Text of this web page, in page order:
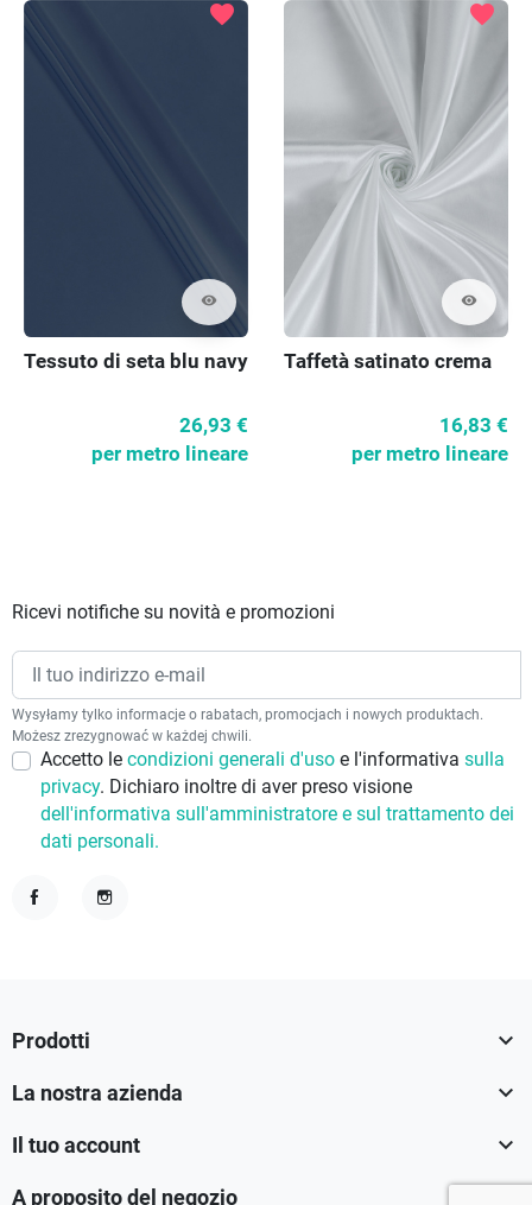
visibility
favorite
Tessuto di seta blu navy
26,93 €
per metro lineare
visibility
favorite
Taffetà satinato crema
16,83 €
per metro lineare
Ricevi notifiche su novità e promozioni
Wysyłamy tylko informacje o rabatach, promocjach i nowych produktach.
Możesz zrezygnować w każdej chwili.
Accetto le condizioni generali d'uso e l'informativa sulla
privacy. Dichiaro inoltre di aver preso visione
dell'informativa sull'amministratore e sul trattamento dei
dati personali.
Prodotti 
La nostra azienda 
Il tuo account 
A proposito del negozio